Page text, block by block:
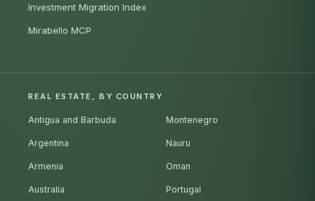
Investment Migration Index
Mirabello MCP
REAL ESTATE, BY COUNTRY
Antigua and Barbuda
Argentina
Armenia
Australia
Montenegro
Nauru
Oman
Portugal